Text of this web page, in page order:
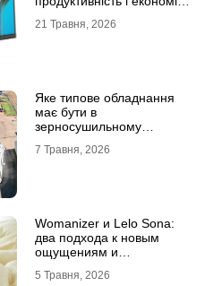
21 Травня, 2026
Яке типове обладнання
має бути в
зерносушильному
7 Травня, 2026
Womanizer и Lelo Sona:
два подхода к новым
ощущениям и
5 Травня, 2026